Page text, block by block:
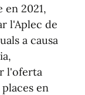
en 2021,
l'Aplec de
a causa
l'oferta
en